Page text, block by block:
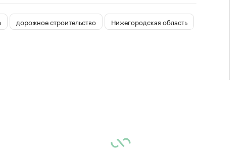
дорожное строительство Нижегородская область